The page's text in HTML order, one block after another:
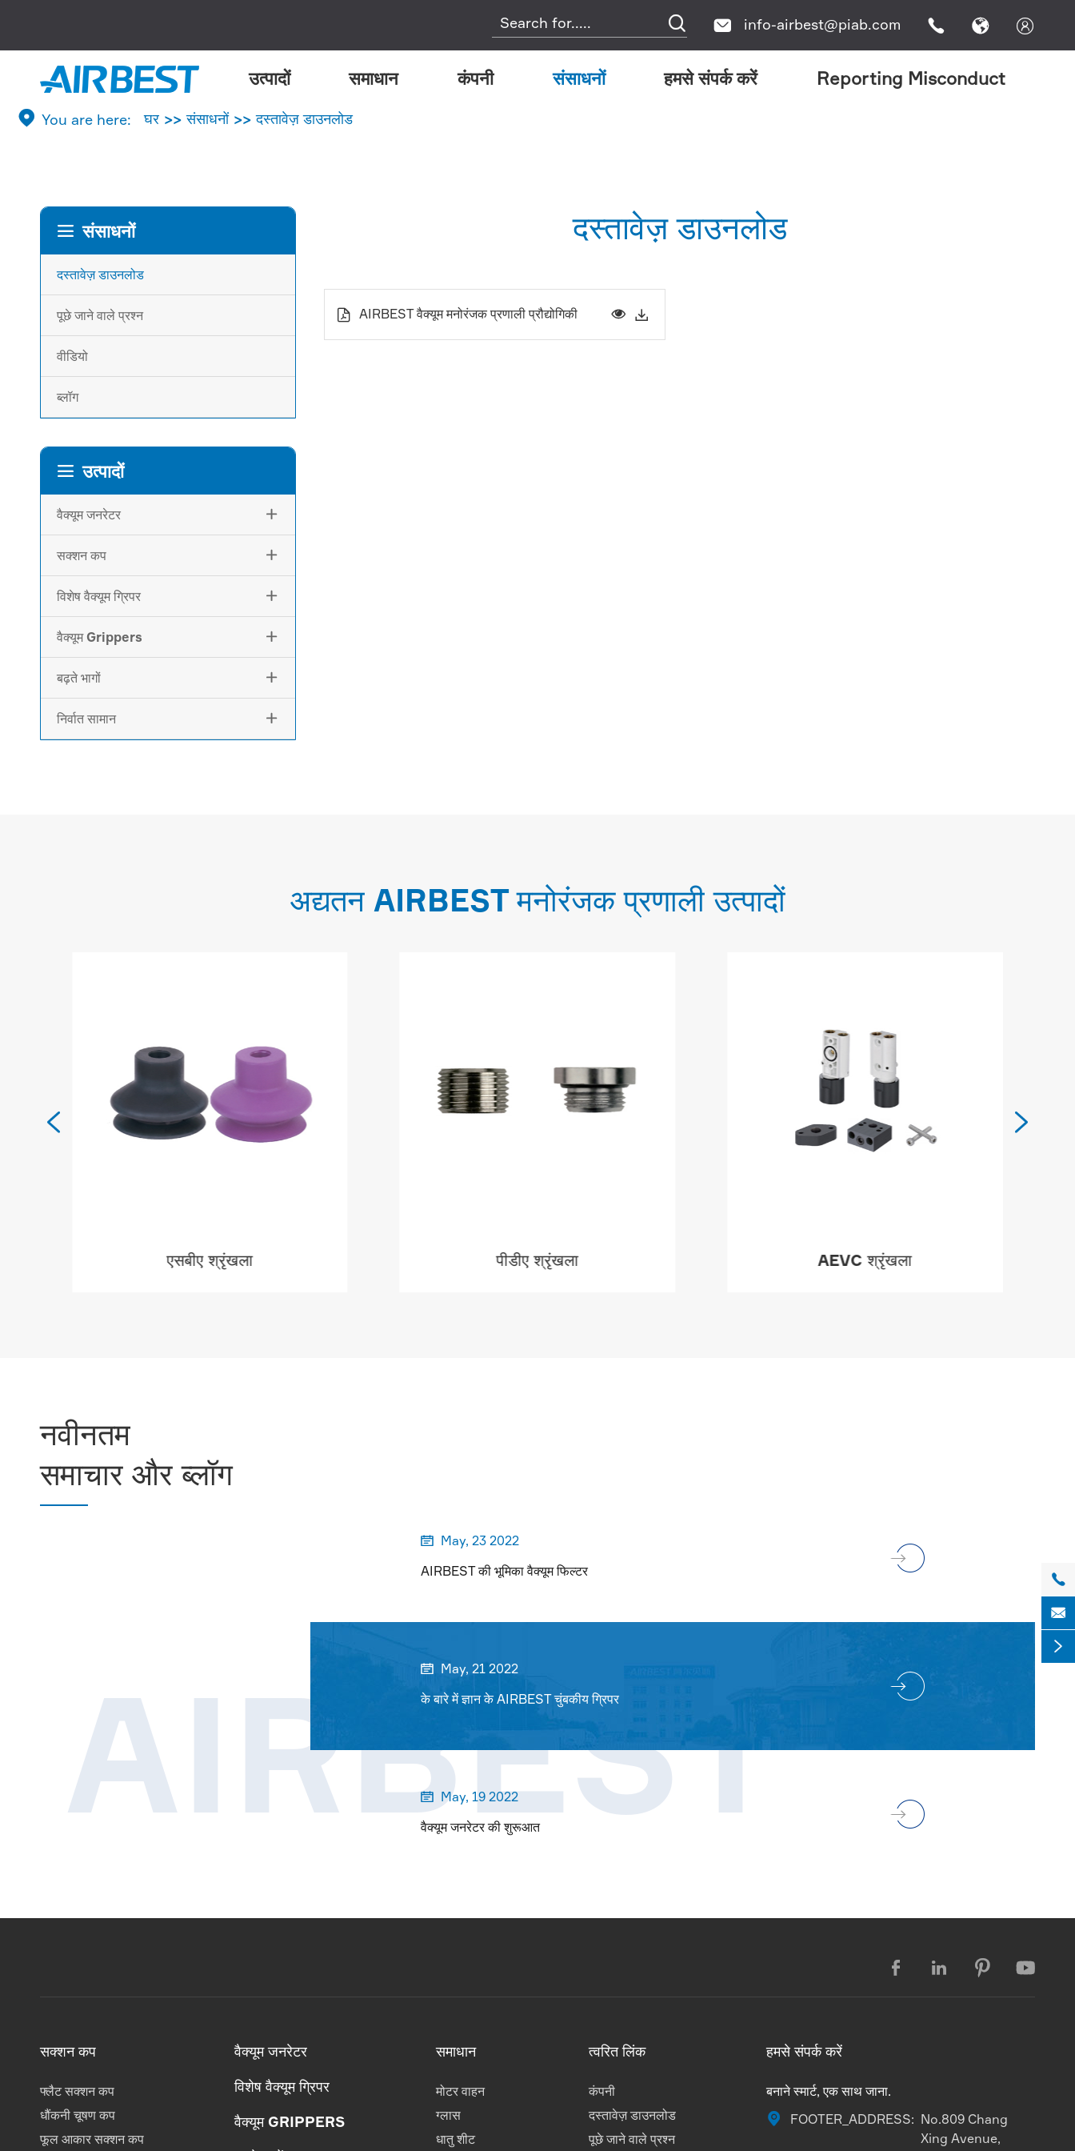
  info-airbest@piab.com   
उत्पादों समाधान कंपनी संसाधनों हमसे संपर्क करें Reporting Misconduct
 घर संसाधनों दस्तावेज़ डाउनलोड
 संसाधनों
दस्तावेज़ डाउनलोड
पूछे जाने वाले प्रश्न
वीडियो
ब्लॉग
 उत्पादों
वैक्यूम जनरेटर 
सक्शन कप 
विशेष वैक्यूम ग्रिपर 
वैक्यूम Grippers 
बढ़ते भागों 
निर्वात सामान 
दस्तावेज़ डाउनलोड
 AIRBEST वैक्यूम मनोरंजक प्रणाली प्रौद्योगिकी  
अद्यतन AIRBEST मनोरंजक प्रणाली उत्पादों
एसबीए श्रृंखला पीडीए श्रृंखला AEVC श्रृंखला
 
नवीनतम
समाचार और ब्लॉग

May, 23 2022
AIRBEST की भूमिका वैक्यूम फिल्टर

May, 21 2022
के बारे में ज्ञान के AIRBEST चुंबकीय ग्रिपर

May, 19 2022
वैक्यूम जनरेटर की शुरूआत
AIRBEST
   
सक्शन कप
फ्लैट सक्शन कप
धौंकनी चूषण कप
फूल आकार सक्शन कप
वैक्यूम जनरेटर
विशेष वैक्यूम ग्रिपर
वैक्यूम GRIPPERS
समाधान
मोटर वाहन
ग्लास
धातु शीट
त्वरित लिंक
कंपनी
दस्तावेज़ डाउनलोड
पूछे जाने वाले प्रश्न
हमसे संपर्क करें
बनाने स्मार्ट, एक साथ जाना.
 FOOTER_ADDRESS: No.809 Chang
Xing Avenue,


